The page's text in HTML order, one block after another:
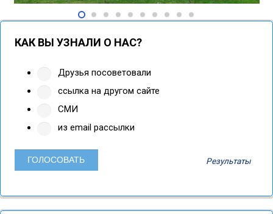
КАК ВЫ УЗНАЛИ О НАС?
Друзья посоветовали
ссылка на другом сайте
СМИ
из email рассылки
Результаты